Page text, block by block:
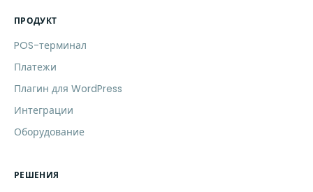
ПРОДУКТ
POS-терминал
Платежи
Плагин для WordPress
Интеграции
Оборудование
РЕШЕНИЯ